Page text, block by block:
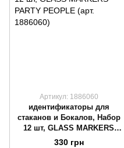
Артикул: 1886060
идентификаторы для
стаканов и Бокалов, Набор
12 шт, GLASS MARKERS
PARTY PEOPLE
330 грн